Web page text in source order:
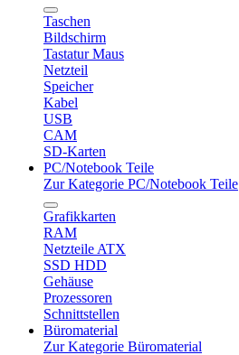
Taschen
Bildschirm
Tastatur Maus
Netzteil
Speicher
Kabel
USB
CAM
SD-Karten
PC/Notebook Teile
Zur Kategorie PC/Notebook Teile
Grafikkarten
RAM
Netzteile ATX
SSD HDD
Gehäuse
Prozessoren
Schnittstellen
Büromaterial
Zur Kategorie Büromaterial